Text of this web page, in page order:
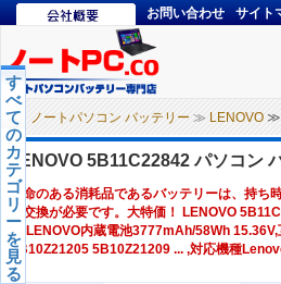
お問い合わせ サイト
ノートパソコン バッテリー ≫ LENOVO ≫
す
べ
て
の
カ
テ
ゴ
リ
ー
を
見
る
LENOVO 5B11C22842 パソコン
寿命のある消耗品であるバッテリーは、持ち
ー交換が必要です。大特価！ LENOVO
ー,LENOVO内蔵電池3777mAh/58Wh
SB10Z21205 5B10Z21209 ... ,対応機種
ズ